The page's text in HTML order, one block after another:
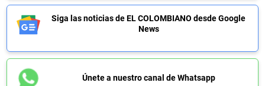
Siga las noticias de EL COLOMBIANO desde Google
News
Únete a nuestro canal de Whatsapp